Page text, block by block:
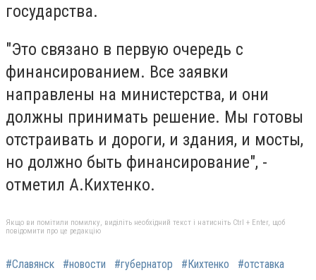
государства.
"Это связано в первую очередь с
финансированием. Все заявки
направлены на министерства, и они
должны принимать решение. Мы готовы
отстраивать и дороги, и здания, и мосты,
но должно быть финансирование", -
отметил А.Кихтенко.
Якщо ви помітили помилку, виділіть необхідний текст і натисніть Ctrl + Enter, щоб
повідомити про це редакцію
#Славянск #новости #губернатор #Кихтенко #отставка